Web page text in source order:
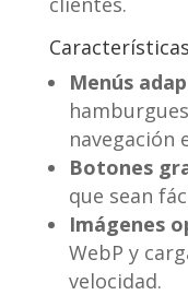
Menús
navegación
Botones
que sean
Imágenes
WebP y
velocidad.